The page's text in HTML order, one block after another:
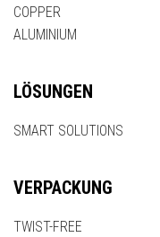
COPPER
ALUMINIUM
LÖSUNGEN
SMART SOLUTIONS
VERPACKUNG
TWIST-FREE